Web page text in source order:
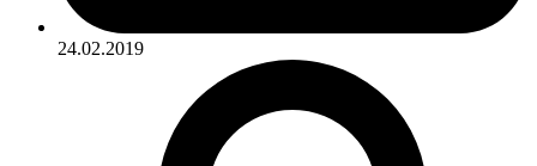
24.02.2019